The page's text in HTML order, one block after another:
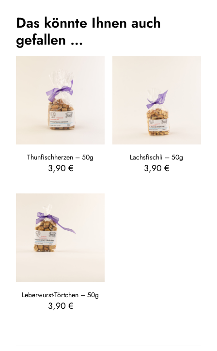
Das könnte Ihnen auch
gefallen …
Thunfischherzen – 50g
3,90 €
Lachsfischli – 50g
3,90€
Leberwurst-Törtchen – 50g
3,90 €